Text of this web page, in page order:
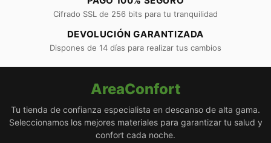
Cifrado SSL de 256 bits para tu tranquilidad
DEVOLUCIÓN GARANTIZADA
Dispones de 14 días para realizar tus cambios
AreaConfort
Tu tienda de confianza especialista en descanso de alta gama.
Seleccionamos los mejores materiales para garantizar tu salud y
confort cada noche.